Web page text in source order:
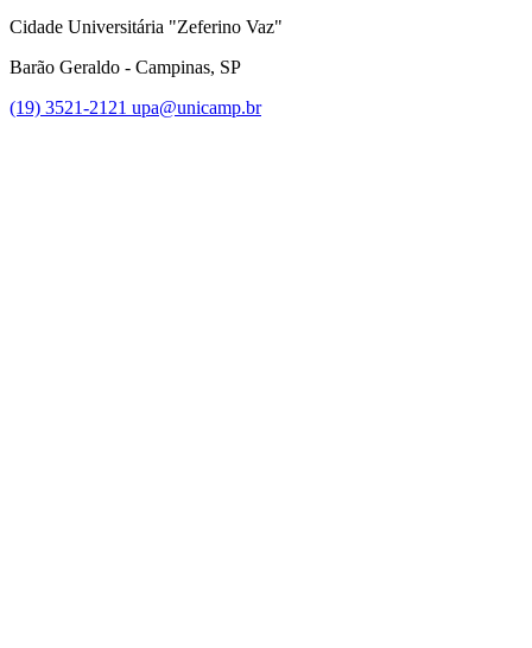
Cidade Universitária "Zeferino Vaz"
Barão Geraldo - Campinas, SP
(19) 3521-2121 upa@unicamp.br